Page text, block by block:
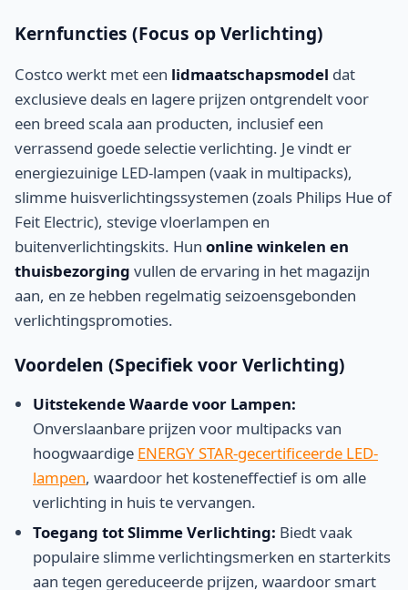
Kernfuncties (Focus op Verlichting)
Costco werkt met een lidmaatschapsmodel dat
exclusieve deals en lagere prijzen ontgrendelt voor
een breed scala aan producten, inclusief een
verrassend goede selectie verlichting. Je vindt er
energiezuinige LED-lampen (vaak in multipacks),
slimme huisverlichtingssystemen (zoals Philips Hue of
Feit Electric), stevige vloerlampen en
buitenverlichtingskits. Hun online winkelen en
thuisbezorging vullen de ervaring in het magazijn
aan, en ze hebben regelmatig seizoensgebonden
verlichtingspromoties.
Voordelen (Specifiek voor Verlichting)
Uitstekende Waarde voor Lampen:
Onverslaanbare prijzen voor multipacks van
hoogwaardige ENERGY STAR-gecertificeerde LED-
lampen, waardoor het kosteneffectief is om alle
verlichting in huis te vervangen.
Toegang tot Slimme Verlichting: Biedt vaak
populaire slimme verlichtingsmerken en starterkits
aan tegen gereduceerde prijzen, waardoor smart